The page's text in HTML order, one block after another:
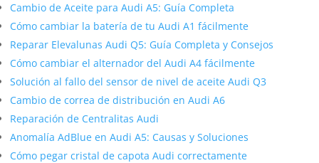
Cambio de Aceite para Audi A5: Guía Completa
Cómo cambiar la batería de tu Audi A1 fácilmente
Reparar Elevalunas Audi Q5: Guía Completa y Consejos
Cómo cambiar el alternador del Audi A4 fácilmente
Solución al fallo del sensor de nivel de aceite Audi Q3
Cambio de correa de distribución en Audi A6
Reparación de Centralitas Audi
Anomalía AdBlue en Audi A5: Causas y Soluciones
Cómo pegar cristal de capota Audi correctamente